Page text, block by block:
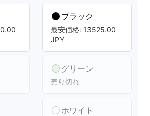
ブラック
最安価格: 13525.00
JPY
グリーン
売り切れ
ホワイト